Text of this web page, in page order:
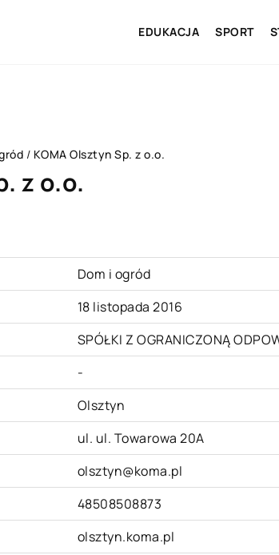
EDUKACJA SPORT
/ KOMA Olsztyn Sp. z o.o.
z o.o.
Dom i ogród
18 listopada 2016
SPÓŁKI Z OGRANICZONĄ
-
Olsztyn
ul. ul. Towarowa 20A
olsztyn@koma.pl
48508508873
olsztyn.koma.pl